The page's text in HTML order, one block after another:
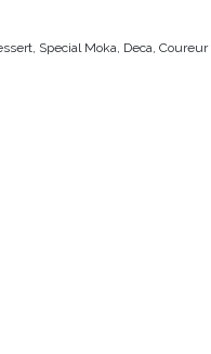
Special Moka, Deca,